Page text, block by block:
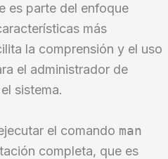
es parte del enfoque
más
la comprensión y el uso
el administrador de
sistema.
el comando man
completa, que es